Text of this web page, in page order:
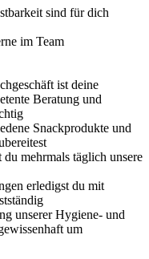
sind für dich
im Team
ist deine
Beratung und
Snackprodukte und
mehrmals täglich unsere
erledigst du mit
unserer Hygiene- und
um